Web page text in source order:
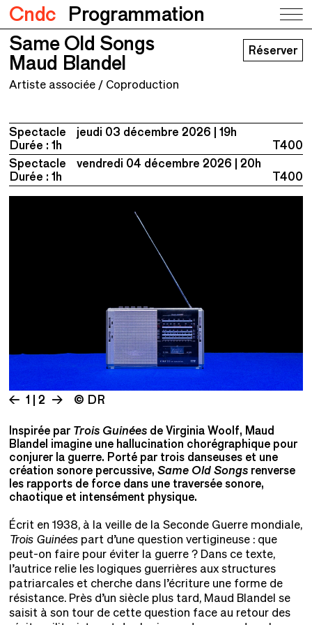
Cndc Programmation
Same Old Songs
Maud Blandel
Same Old Songs
Maud Blandel
Réserver
Artiste associée / Coproduction
Spectacle jeudi 03 décembre 2026
19h
Durée : 1h
T400
Spectacle
vendredi 04 décembre 2026
20h
Durée : 1h
T400
1 | 2 © DR
Inspirée par Trois Guinéesde Virginia Woolf, Maud
Blandel imagine une hallucination chorégraphique pour
conjurer la guerre. Porté par trois danseuses et une
création sonore percussive, Same Old Songsrenverse
les rapports de force dans une traversée sonore,
chaotique et intensément physique.
Écrit en 1938, à la veille de la Seconde Guerre mondiale,
Trois Guinéespart d’une question vertigineuse : que
peut-on faire pour éviter la guerre ? Dans ce texte,
l’autrice relie les logiques guerrières aux structures
patriarcales et cherche dans l’écriture une forme de
résistance. Près d’un siècle plus tard, Maud Blandel se
saisit à son tour de cette question face au retour des